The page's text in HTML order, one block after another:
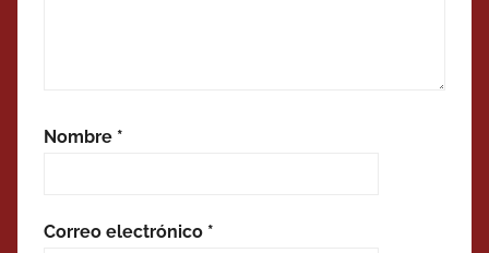
Nombre *
Correo electrónico *